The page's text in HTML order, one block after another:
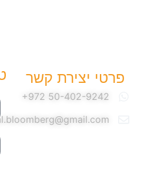
פרטי יצירת קשר